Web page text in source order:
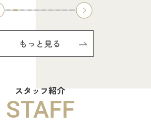
もっと見る
スタッフ紹介
STAFF